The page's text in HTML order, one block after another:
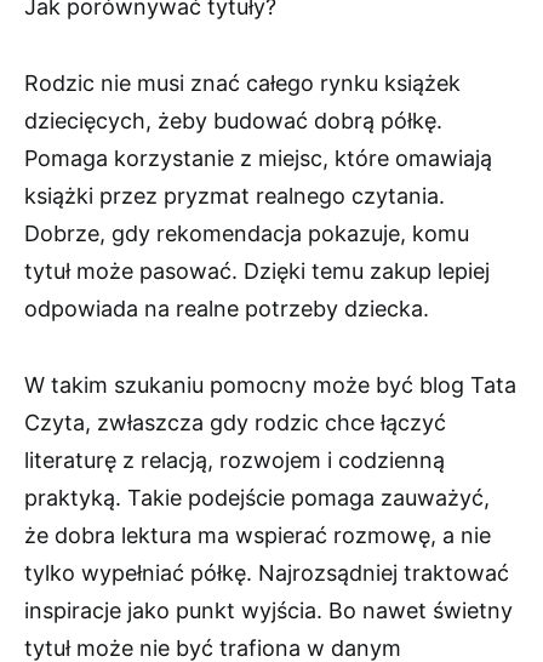
Jak porównywać tytuły?
Rodzic nie musi znać całego rynku książek
dziecięcych, żeby budować dobrą półkę.
Pomaga korzystanie z miejsc, które omawiają
książki przez pryzmat realnego czytania.
Dobrze, gdy rekomendacja pokazuje, komu
tytuł może pasować. Dzięki temu zakup lepiej
odpowiada na realne potrzeby dziecka.
W takim szukaniu pomocny może być blog Tata
Czyta, zwłaszcza gdy rodzic chce łączyć
literaturę z relacją, rozwojem i codzienną
praktyką. Takie podejście pomaga zauważyć,
że dobra lektura ma wspierać rozmowę, a nie
tylko wypełniać półkę. Najrozsądniej traktować
inspiracje jako punkt wyjścia. Bo nawet świetny
tytuł może nie być trafiona w danym